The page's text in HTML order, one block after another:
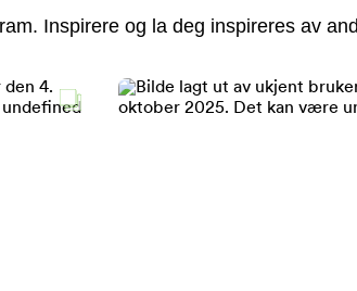
Inspirere og la deg inspireres av